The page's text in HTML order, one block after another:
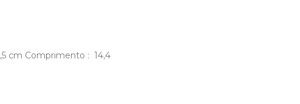
cm Comprimento : 14,4